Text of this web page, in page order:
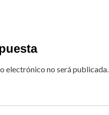
electrónico no será publicada.